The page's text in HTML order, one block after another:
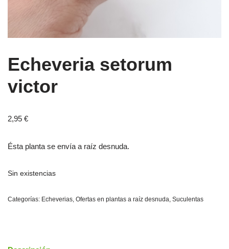
Echeveria setorum
victor
2,95 €
Ésta planta se envía a raíz desnuda.
Sin existencias
Categorías: Echeverias, Ofertas en plantas a raíz desnuda, Suculentas